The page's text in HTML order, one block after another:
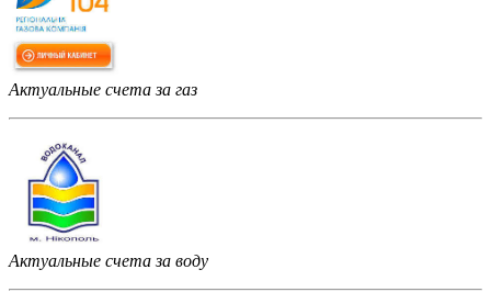
Актуальные счета за газ
Актуальные счета за воду